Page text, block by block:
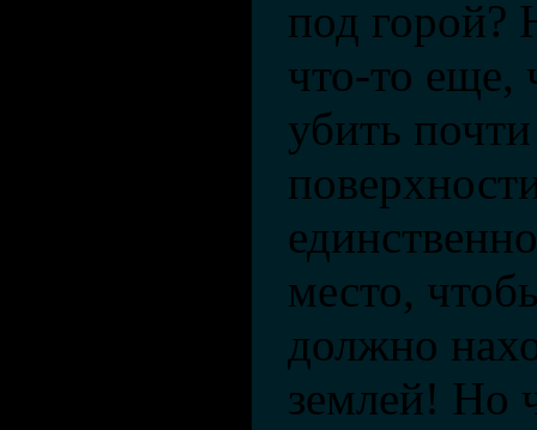
под горой?
что-то еще,
убить
место,
должно
землей! Но